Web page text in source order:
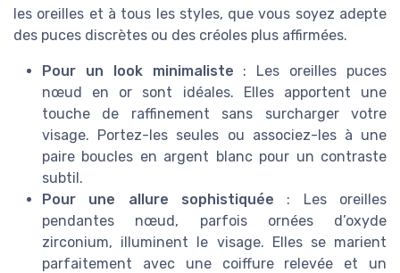
les oreilles et à tous les styles, que vous soyez adepte
des puces discrètes ou des créoles plus affirmées.
Pour un look minimaliste : Les oreilles puces
nœud en or sont idéales. Elles apportent une
touche de raffinement sans surcharger votre
visage. Portez-les seules ou associez-les à une
paire boucles en argent blanc pour un contraste
subtil.
Pour une allure sophistiquée : Les oreilles
pendantes nœud, parfois ornées d’oxyde
zirconium, illuminent le visage. Elles se marient
parfaitement avec une coiffure relevée et un